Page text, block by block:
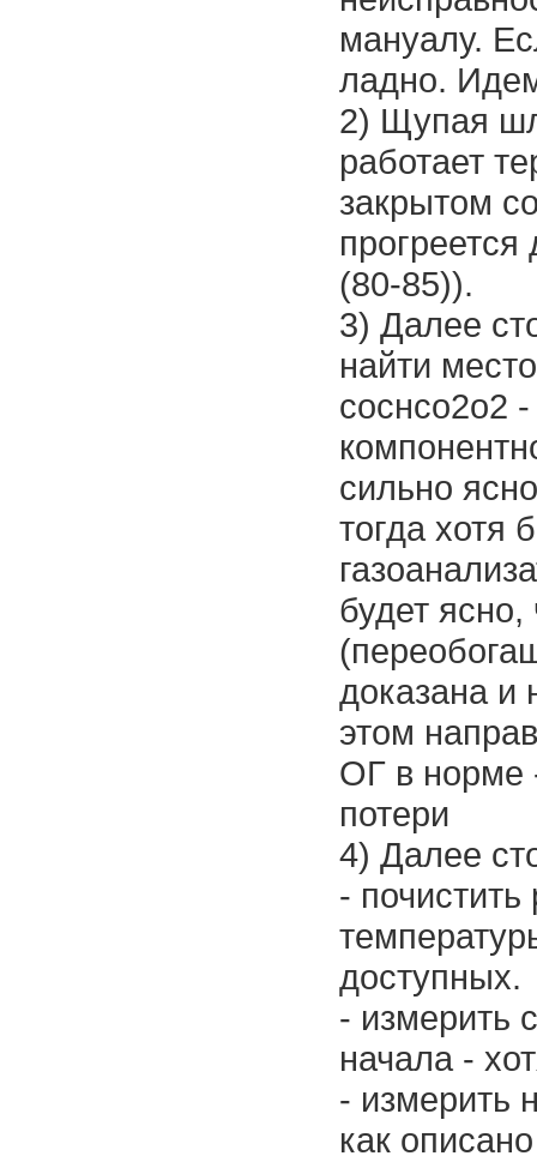
мануалу.
ладно.
2) Щупая
работает
закрытом
(80-85)).
3) Далее
найти
соснсо2о2
сильно
тогда хотя
будет ясно,
доказана и
этом
ОГ в норме
потери
4) Далее
-
доступных.
- измерить
начала -
- измерить
как